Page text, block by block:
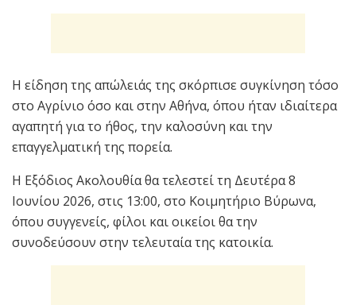
Η είδηση της απώλειάς της σκόρπισε συγκίνηση τόσο
στο Αγρίνιο όσο και στην Αθήνα, όπου ήταν ιδιαίτερα
αγαπητή για το ήθος, την καλοσύνη και την
επαγγελματική της πορεία.
Η Εξόδιος Ακολουθία θα τελεστεί τη Δευτέρα 8
Ιουνίου 2026, στις 13:00, στο Κοιμητήριο Βύρωνα,
όπου συγγενείς, φίλοι και οικείοι θα την
συνοδεύσουν στην τελευταία της κατοικία.